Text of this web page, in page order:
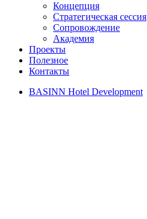
Концепция
Стратегическая сессия
Сопровождение
Академия
Проекты
Полезное
Контакты
BASINN Hotel Development